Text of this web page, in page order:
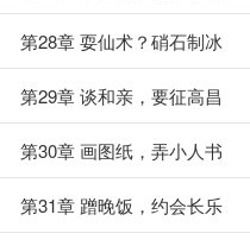
第28章 耍仙术？硝石制冰
第29章 谈和亲，要征高昌
第30章 画图纸，弄小人书
第31章 蹭晚饭，约会长乐